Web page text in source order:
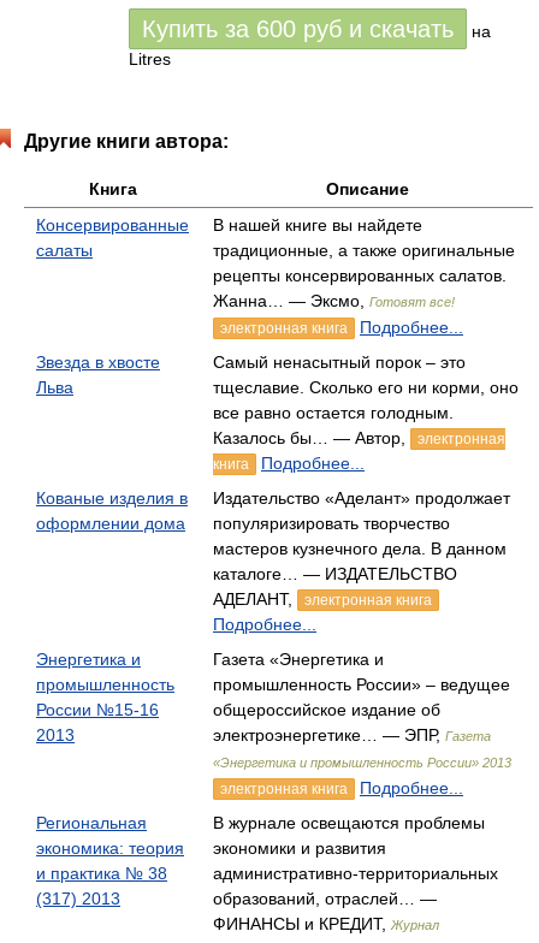
Купить за 600 руб и скачать
на
Litres
Другие книги автора:
Книга
Описание
Консервированные
салаты
В нашей книге вы найдете
традиционные, а также оригинальные
рецепты консервированных салатов.
Жанна… — Эксмо,
Готовят все!
электронная книга
Подробнее...
Звезда в хвосте
Льва
Cамый ненасытный порок – это
тщеславие. Сколько его ни корми, оно
все равно остается голодным.
Казалось бы… — Автор,
электронная
книга
Подробнее...
Кованые изделия в
оформлении дома
Издательство «Аделант» продолжает
популяризировать творчество
мастеров кузнечного дела. В данном
каталоге… — ИЗДАТЕЛЬСТВО
АДЕЛАНТ,
электронная книга
Подробнее...
Энергетика и
промышленность
России №15-16
2013
Газета «Энергетика и
промышленность России» – ведущее
общероссийское издание об
электроэнергетике… — ЭПР, Газета
«Энергетика и промышленность России» 2013
электронная книга
Подробнее...
Региональная
экономика: теория
и практика № 38
(317) 2013
В журнале освещаются проблемы
экономики и развития
административно-территориальных
образований, отраслей… —
ФИНАНСЫ и КРЕДИТ, Журнал